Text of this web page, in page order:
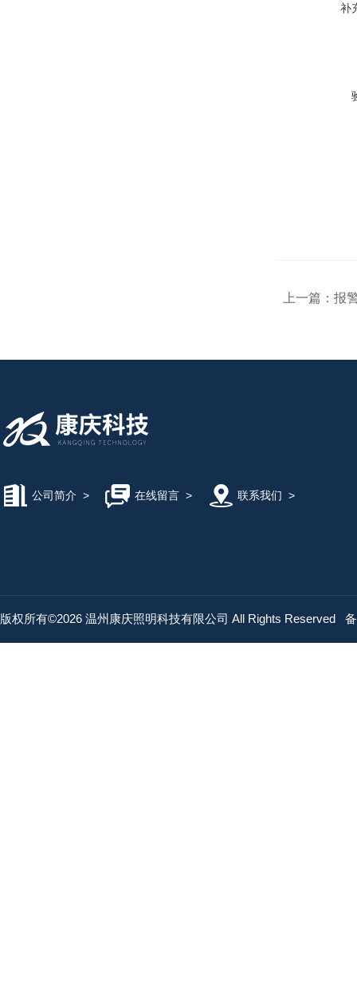
补
上一篇： 报
公司简介 > 在线留言> 联系我们 >
版权所有©2026 温州康庆照明科技有限公司 All Rights Reserved